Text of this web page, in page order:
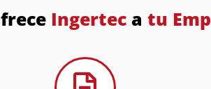
Ingertec a tu